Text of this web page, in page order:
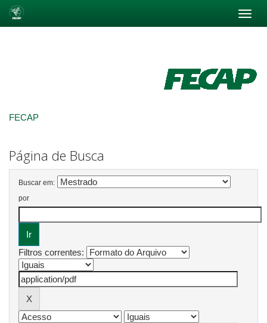
FECAP
Página de Busca
Buscar em:
por
Filtros correntes: